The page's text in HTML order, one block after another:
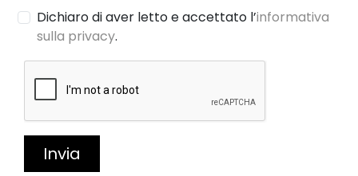
Dichiaro di aver letto e accettato l’informativa
sulla privacy.